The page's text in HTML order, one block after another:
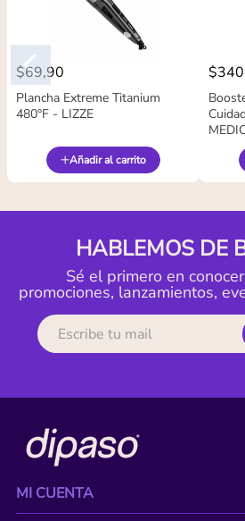
$69,90
Plancha Extreme Titanium
480°F - LIZZE
Añadir al carrito
$340
HABLEMOS DE
Sé el primero en
promociones, lanzamientos,
MI CUENTA